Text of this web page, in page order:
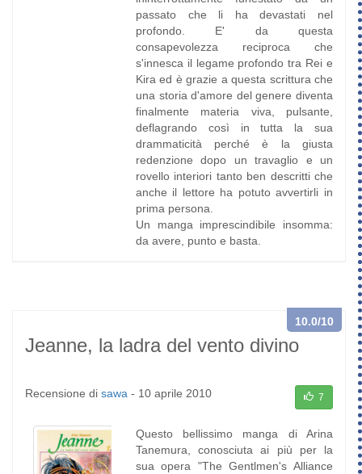
passato che li ha devastati nel
profondo. E' da questa
consapevolezza reciproca che
s'innesca il legame profondo tra Rei e
Kira ed è grazie a questa scrittura che
una storia d'amore del genere diventa
finalmente materia viva, pulsante,
deflagrando così in tutta la sua
drammaticità perché è la giusta
redenzione dopo un travaglio e un
rovello interiori tanto ben descritti che
anche il lettore ha potuto avvertirli in
prima persona.
Un manga imprescindibile insomma:
da avere, punto e basta.
Jeanne, la ladra del vento divino
10.0/10
Recensione di sawa - 10 aprile 2010 7
Questo bellissimo manga di Arina
Tanemura, conosciuta ai più per la
sua opera "The Gentlmen's Alliance